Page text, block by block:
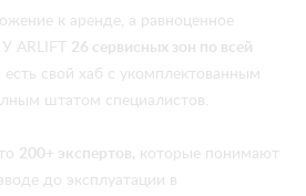
к аренде, а равноценное
ARLIFT 26 сервисных зон по всей
свой хаб с укомплектованным
штатом специалистов.
200+ экспертов, которые понимают
до эксплуатации в